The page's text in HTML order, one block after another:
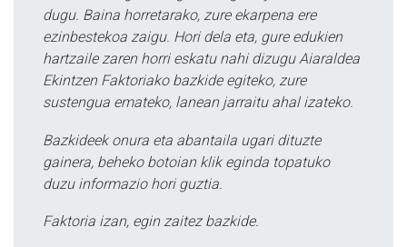
dugu. Baina horretarako, zure ekarpena ere
ezinbestekoa zaigu. Hori dela eta, gure edukien
hartzaile zaren horri eskatu nahi dizugu Aiaraldea
Ekintzen Faktoriako bazkide egiteko, zure
sustengua emateko, lanean jarraitu ahal izateko.
Bazkideek onura eta abantaila ugari dituzte
gainera, beheko botoian klik eginda topatuko
duzu informazio hori guztia.
Faktoria izan, egin zaitez bazkide.